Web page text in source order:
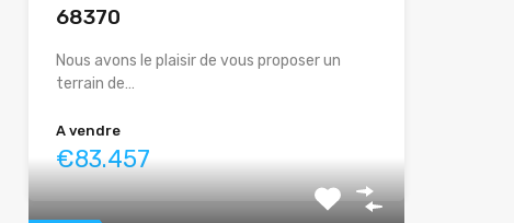
68370
Nous avons le plaisir de vous proposer un
terrain de…
A vendre
€83.457